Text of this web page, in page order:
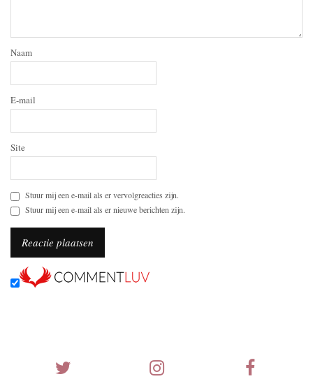
Naam
E-mail
Site
Stuur mij een e-mail als er vervolgreacties zijn.
Stuur mij een e-mail als er nieuwe berichten zijn.